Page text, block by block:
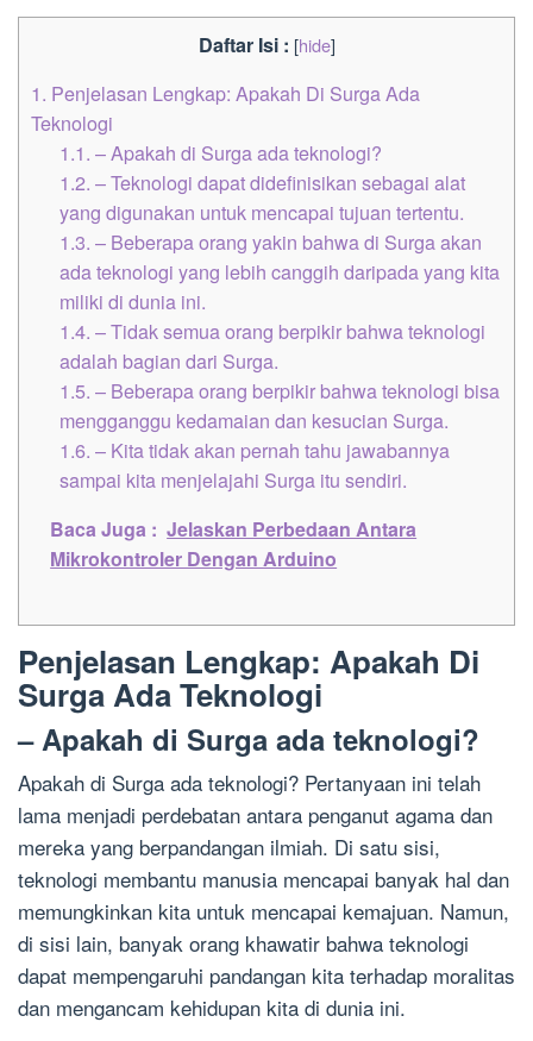
Daftar Isi : [hide]
1. Penjelasan Lengkap: Apakah Di Surga Ada
Teknologi
1.1. – Apakah di Surga ada teknologi?
1.2. – Teknologi dapat didefinisikan sebagai alat
yang digunakan untuk mencapai tujuan tertentu.
1.3. – Beberapa orang yakin bahwa di Surga akan
ada teknologi yang lebih canggih daripada yang kita
miliki di dunia ini.
1.4. – Tidak semua orang berpikir bahwa teknologi
adalah bagian dari Surga.
1.5. – Beberapa orang berpikir bahwa teknologi bisa
mengganggu kedamaian dan kesucian Surga.
1.6. – Kita tidak akan pernah tahu jawabannya
sampai kita menjelajahi Surga itu sendiri.
Baca Juga : Jelaskan Perbedaan Antara
Mikrokontroler Dengan Arduino
Penjelasan Lengkap: Apakah Di
Surga Ada Teknologi
– Apakah di Surga ada teknologi?
Apakah di Surga ada teknologi? Pertanyaan ini telah
lama menjadi perdebatan antara penganut agama dan
mereka yang berpandangan ilmiah. Di satu sisi,
teknologi membantu manusia mencapai banyak hal dan
memungkinkan kita untuk mencapai kemajuan. Namun,
di sisi lain, banyak orang khawatir bahwa teknologi
dapat mempengaruhi pandangan kita terhadap moralitas
dan mengancam kehidupan kita di dunia ini.